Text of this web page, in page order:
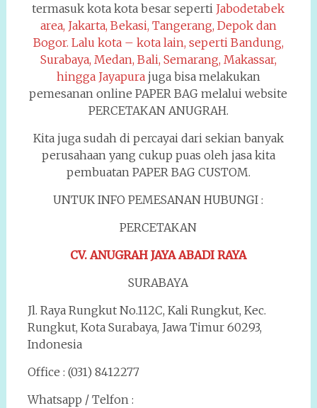
termasuk kota kota besar seperti Jabodetabek
area, Jakarta, Bekasi, Tangerang, Depok dan
Bogor. Lalu kota – kota lain, seperti Bandung,
Surabaya, Medan, Bali, Semarang, Makassar,
hingga Jayapurajuga bisa melakukan
pemesanan online PAPER BAG melalui website
PERCETAKAN ANUGRAH.
Kita juga sudah di percayai dari sekian banyak
perusahaan yang cukup puas oleh jasa kita
pembuatan PAPER BAG CUSTOM.
UNTUK INFO PEMESANAN HUBUNGI :
PERCETAKAN
CV. ANUGRAH JAYA ABADI RAYA
SURABAYA
Jl. Raya Rungkut No.112C, Kali Rungkut, Kec.
Rungkut, Kota Surabaya, Jawa Timur 60293,
Indonesia
Office : (031) 8412277
Whatsapp / Telfon :